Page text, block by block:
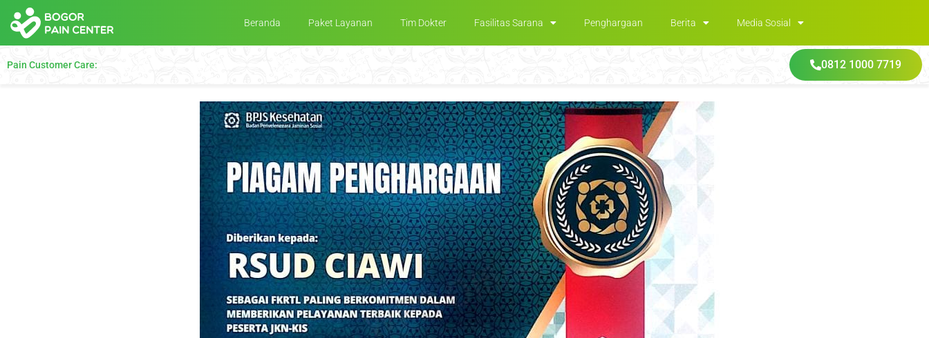
Beranda Paket Layanan Tim Dokter Fasilitas Sarana Penghargaan Berita Media Sosial
Pain Customer Care: 0812 1000 7719